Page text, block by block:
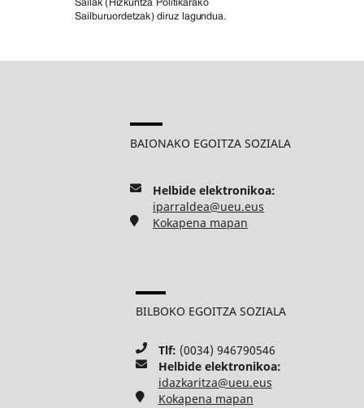
BAIONAKO EGOITZA SOZIALA
Helbide elektronikoa:
iparraldea@ueu.eus
Kokapena mapan
BILBOKO EGOITZA SOZIALA
Tlf: (0034) 946790546
Helbide elektronikoa:
idazkaritza@ueu.eus
Kokapena mapan